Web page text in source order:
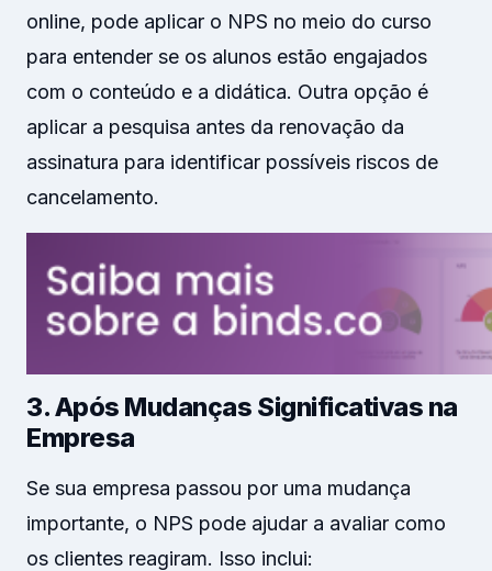
online, pode aplicar o NPS no meio do curso
para entender se os alunos estão engajados
com o conteúdo e a didática. Outra opção é
aplicar a pesquisa antes da renovação da
assinatura para identificar possíveis riscos de
cancelamento.
3. Após Mudanças Significativas na
Empresa
Se sua empresa passou por uma mudança
importante, o NPS pode ajudar a avaliar como
os clientes reagiram. Isso inclui: